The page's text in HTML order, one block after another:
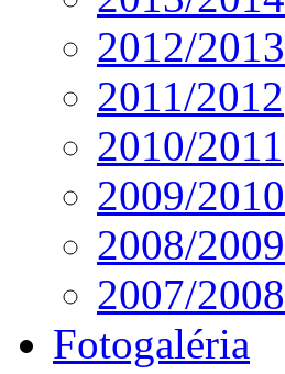
2012/2013
2011/2012
2010/2011
2009/2010
2008/2009
2007/2008
Fotogaléria